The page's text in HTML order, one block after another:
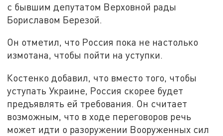
с бывшим депутатом Верховной рады
Бориславом Березой.
Он отметил, что Россия пока не настолько
измотана, чтобы пойти на уступки.
Костенко добавил, что вместо того, чтобы
уступать Украине, Россия скорее будет
предъявлять ей требования. Он считает
возможным, что в ходе переговоров речь
может идти о разоружении Вооруженных сил